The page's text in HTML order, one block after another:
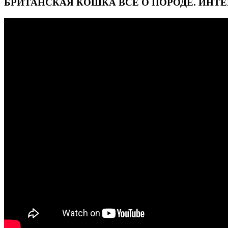
БРИТАНСКАЯ КОШКА ВСЕ О ПОРОДЕ.